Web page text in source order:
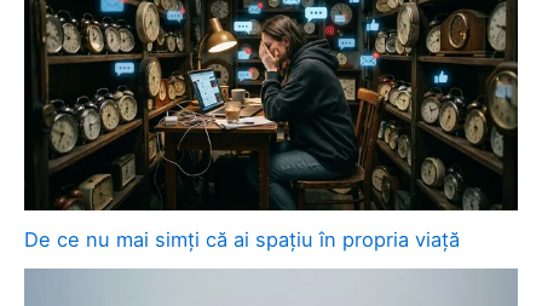
De ce nu mai simți că ai spațiu în propria viață